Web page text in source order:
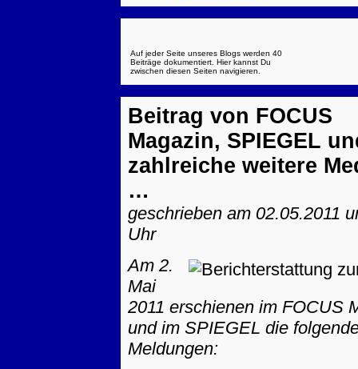
Auf jeder Seite unseres Blogs werden 40
Beiträge dokumentiert. Hier kannst Du
zwischen diesen Seiten navigieren.
Beitrag von FOCUS
Magazin, SPIEGEL
zahlreiche weitere
…
geschrieben am 02.05.2011
Uhr
Am 2.
Mai
2011 erschienen im FOCUS
und im SPIEGEL die
Meldungen: